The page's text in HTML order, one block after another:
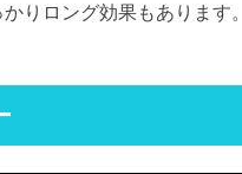
りロング効果もあります。